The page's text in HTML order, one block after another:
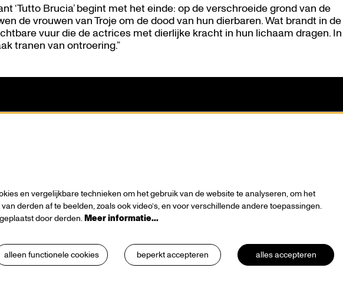
‘Tutto Brucia’ begint met het einde: op de verschroeide grond van de
de vrouwen van Troje om de dood van hun dierbaren. Wat brandt in de
vuur die de actrices met dierlijke kracht in hun lichaam dragen. In
tranen van ontroering.”
Route
Technische info
Vrijwilligerswerking
Klokkenluiderswet
en vergelijkbare technieken om het gebruik van de website te analyseren, om het
derden af te beelden, zoals ook video’s, en voor verschillende andere toepassingen.
door derden.Meer informatie…
alleen functionele cookies beperkt accepteren alles accepteren